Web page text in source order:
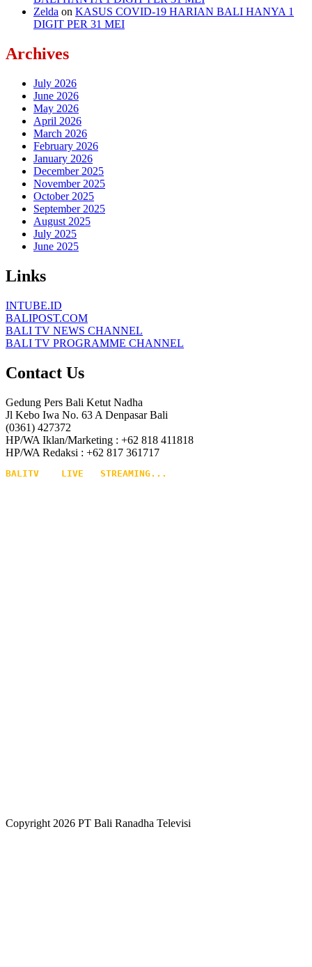
Zelda on KASUS COVID-19 HARIAN BALI HANYA 1
DIGIT PER 31 MEI
Archives
July 2026
June 2026
May 2026
April 2026
March 2026
February 2026
January 2026
December 2025
November 2025
October 2025
September 2025
August 2025
July 2025
June 2025
Links
INTUBE.ID
BALIPOST.COM
BALI TV NEWS CHANNEL
BALI TV PROGRAMME CHANNEL
Contact Us
Gedung Pers Bali Ketut Nadha
Jl Kebo Iwa No. 63 A Denpasar Bali
(0361) 427372
HP/WA Iklan/Marketing : +62 818 411818
HP/WA Redaksi : +62 817 361717
BALITV    LIVE   STREAMING...
Copyright 2026 PT Bali Ranadha Televisi